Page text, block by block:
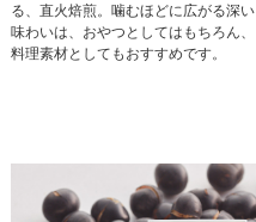
る、直火焙煎。噛むほどに広がる深い
味わいは、おやつとしてはもちろん、
料理素材としてもおすすめです。